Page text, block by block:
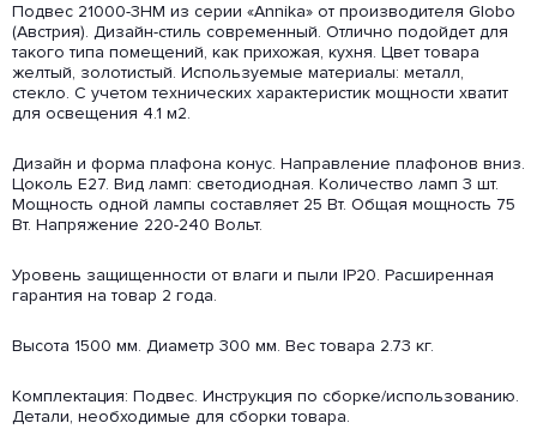
Подвес 21000-3HM из серии «Annika» от производителя Globo
(Австрия). Дизайн-стиль современный. Отлично подойдет для
такого типа помещений, как прихожая, кухня. Цвет товара
желтый, золотистый. Используемые материалы: металл,
стекло. С учетом технических характеристик мощности хватит
для освещения 4.1 м2.
Дизайн и форма плафона конус. Направление плафонов вниз.
Цоколь E27. Вид ламп: светодиодная. Количество ламп 3 шт.
Мощность одной лампы составляет 25 Вт. Общая мощность 75
Вт. Напряжение 220-240 Вольт.
Уровень защищенности от влаги и пыли IP20. Расширенная
гарантия на товар 2 года.
Высота 1500 мм. Диаметр 300 мм. Вес товара 2.73 кг.
Комплектация: Подвес. Инструкция по сборке/использованию.
Детали, необходимые для сборки товара.